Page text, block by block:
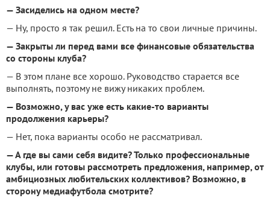
— Засиделись на одном месте?
— Ну, просто я так решил. Есть на то свои личные причины.
— Закрыты ли перед вами все финансовые обязательства
со стороны клуба?
— В этом плане все хорошо. Руководство старается все
выполнять, поэтому не вижу никаких проблем.
— Возможно, у вас уже есть какие-то варианты
продолжения карьеры?
— Нет, пока варианты особо не рассматривал.
— А где вы сами себя видите? Только профессиональные
клубы, или готовы рассмотреть предложения, например, от
амбициозных любительских коллективов? Возможно, в
сторону медиафутбола смотрите?